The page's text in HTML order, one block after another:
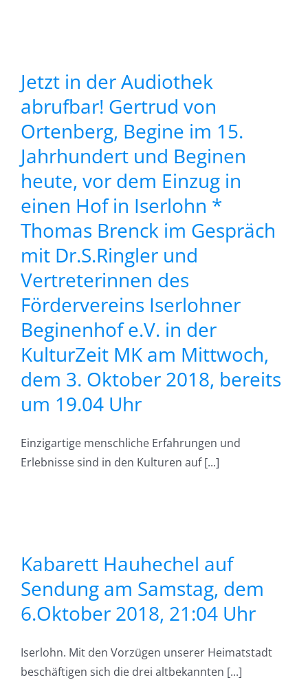
Jetzt in der Audiothek
abrufbar! Gertrud von
Ortenberg, Begine im 15.
Jahrhundert und Beginen
heute, vor dem Einzug in
einen Hof in Iserlohn *
Thomas Brenck im Gespräch
mit Dr.S.Ringler und
Vertreterinnen des
Fördervereins Iserlohner
Beginenhof e.V. in der
KulturZeit MK am Mittwoch,
dem 3. Oktober 2018, bereits
um 19.04 Uhr
Einzigartige menschliche Erfahrungen und
Erlebnisse sind in den Kulturen auf [...]
Kabarett Hauhechel auf
Sendung am Samstag, dem
6.Oktober 2018, 21:04 Uhr
Iserlohn. Mit den Vorzügen unserer Heimatstadt
beschäftigen sich die drei altbekannten [...]